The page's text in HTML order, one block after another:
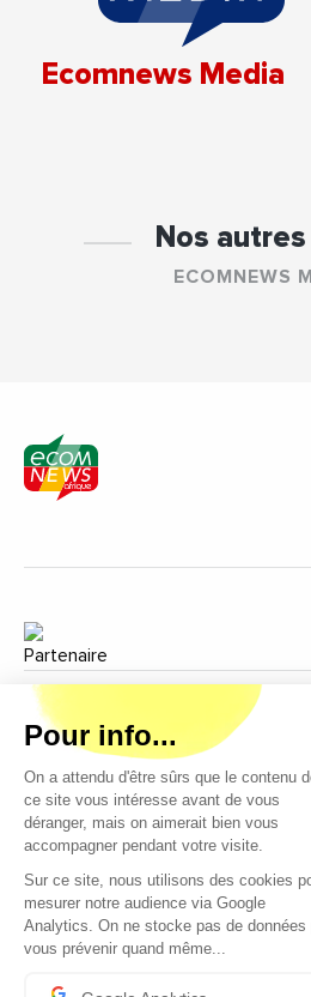
Ecomnews Media
Nos
ECOMNEWS
Copyright © 2026 - Tous droits
Qui sommes-nous ?